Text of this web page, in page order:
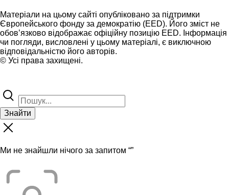
Матеріали на цьому сайті опубліковано за підтримки
Європейського фонду за демократію (EED). Його зміст не
обов’язково відображає офіційну позицію EED. Інформація
чи погляди, висловлені у цьому матеріалі, є виключною
відповідальністю його авторів.
© Усі права захищені.
Знайти
Ми не знайшли нічого за запитом “”